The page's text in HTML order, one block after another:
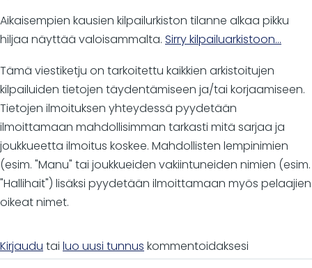
Aikaisempien kausien kilpailurkiston tilanne alkaa pikku
hiljaa näyttää valoisammalta. Sirry kilpailuarkistoon...
Tämä viestiketju on tarkoitettu kaikkien arkistoitujen
kilpailuiden tietojen täydentämiseen ja/tai korjaamiseen.
Tietojen ilmoituksen yhteydessä pyydetään
ilmoittamaan mahdollisimman tarkasti mitä sarjaa ja
joukkueetta ilmoitus koskee. Mahdollisten lempinimien
(esim. "Manu" tai joukkueiden vakiintuneiden nimien (esim.
"Hallihait") lisäksi pyydetään ilmoittamaan myös pelaajien
oikeat nimet.
Kirjaudu tai luo uusi tunnus kommentoidaksesi